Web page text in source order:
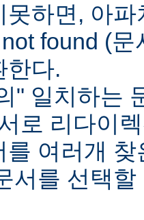
못하면, 아
found (
한다.
" 일치하는
로 리다이
를 여러개
서를 선택